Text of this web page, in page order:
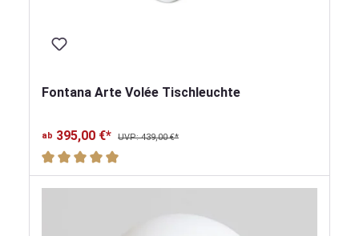
Fontana Arte Volée Tischleuchte
ab 395,00 €* UVP: 439,00 €*
Durchschnittliche Bewertung von 5 von 5 Sternen